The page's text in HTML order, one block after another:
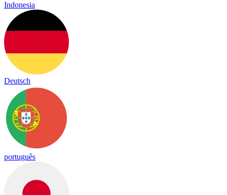
Indonesia
Deutsch
português